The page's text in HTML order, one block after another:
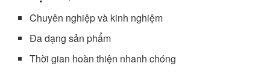
Chuyên nghiệp và kinh nghiệm
Đa dạng sản phẩm
Thời gian hoàn thiện nhanh chóng